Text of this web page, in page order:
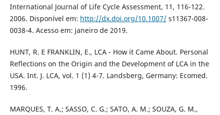
International Journal of Life Cycle Assessment, 11, 116-122.
2006. Disponível em: http://dx.doi.org/10.1007/s11367-008-
0038-4. Acesso em: janeiro de 2019.
HUNT, R. E FRANKLIN, E., LCA - How it Came About. Personal
Reflections on the Origin and the Development of LCA in the
USA. Int. J. LCA, vol. 1 (1) 4-7. Landsberg, Germany: Ecomed.
1996.
MARQUES, T. A.; SASSO, C. G.; SATO, A. M.; SOUZA, G. M.,